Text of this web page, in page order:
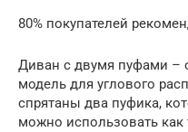
80% покупателей
Диван с двумя пуфами –
модель для углового
спрятаны два пуфика,
можно использовать как